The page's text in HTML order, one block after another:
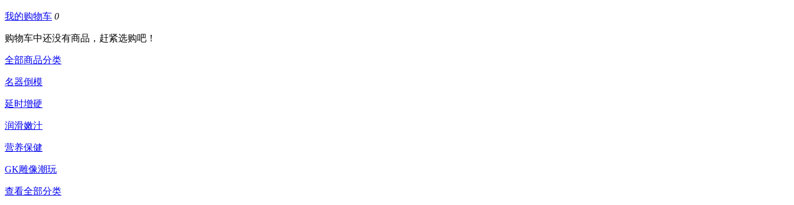
我的购物车 0
购物车中还没有商品，赶紧选购吧！
全部商品分类
名器倒模
延时增硬
润滑嫩汁
营养保健
GK雕像潮玩
查看全部分类